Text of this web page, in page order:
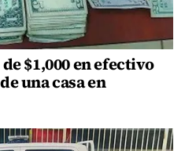
$1,000 en efectivo
una casa en